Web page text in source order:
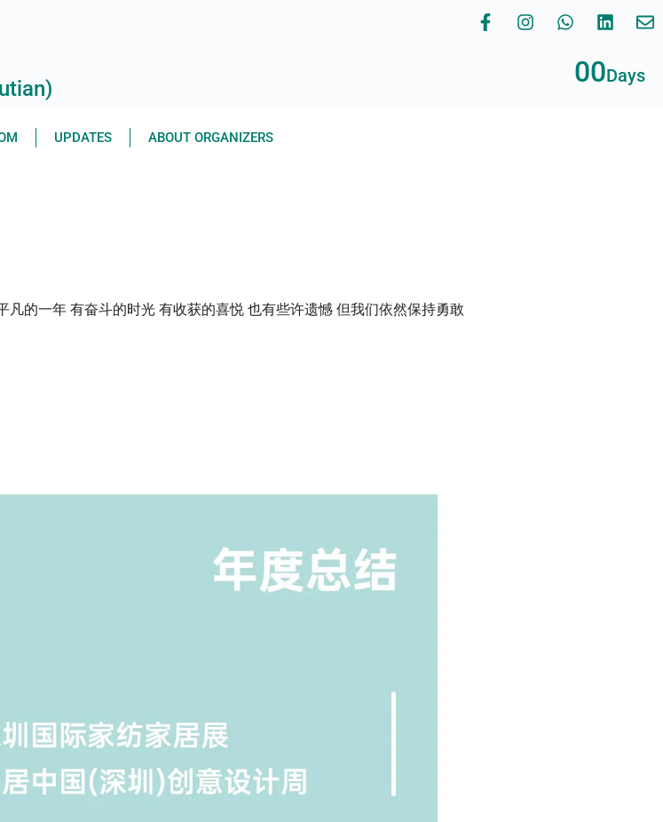
00Days
UPDATES ABOUT ORGANIZERS
凡的一年 有奋斗的时光 有收获的喜悦 也有些许遗憾 但我们依然保持勇敢